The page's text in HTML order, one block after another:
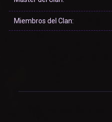
Miembros del Clan: